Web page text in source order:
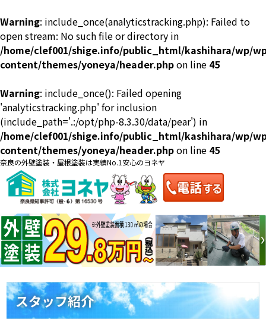
Warning: include_once(analyticstracking.php): Failed to
open stream: No such file or directory in
/home/clef001/shige.info/public_html/kashihara/wp/
content/themes/yoneya/header.phpon line 45
Warning: include_once(): Failed opening
'analyticstracking.php' for inclusion
(include_path='.:/opt/php-8.3.30/data/pear') in
/home/clef001/shige.info/public_html/kashihara/wp/
content/themes/yoneya/header.phpon line 45
奈良の外壁塗装・屋根塗装は実績No.1安心のヨネヤ
料金一覧 会社案内
来店予約 お見積り
地域の事例がいっぱい
ヨネヤの施工実績
Home お客様の声
スタッフ紹介 よくあるご質問
スタッフ紹介